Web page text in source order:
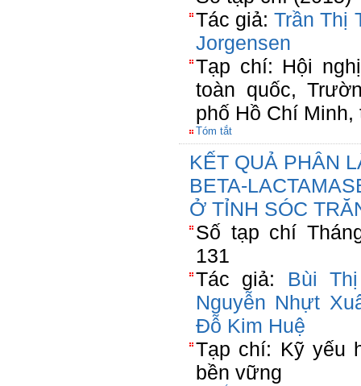
Tác giả:Trần Thị
Jorgensen
Tạp chí: Hội
toàn quốc,
phố Hồ Chí Minh,
Tóm tắt
KẾT QUẢ PHÂN
BETA-
Ở TỈNH SÓC
Số tạp chí
131
Tác giả: Bùi
Nguyễn Nhựt
Đỗ Kim Huệ
Tạp chí: Kỹ yếu
bền vững